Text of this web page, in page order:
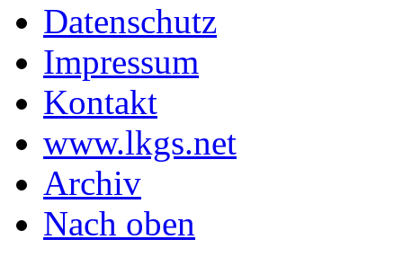
Datenschutz
Impressum
Kontakt
www.lkgs.net
Archiv
Nach oben